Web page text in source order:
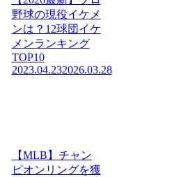
野球の現役イケメ
ンは？12球団イケ
メンランキング
TOP10
2023.04.232026.03.28
【MLB】チャン
ピオンリングを獲